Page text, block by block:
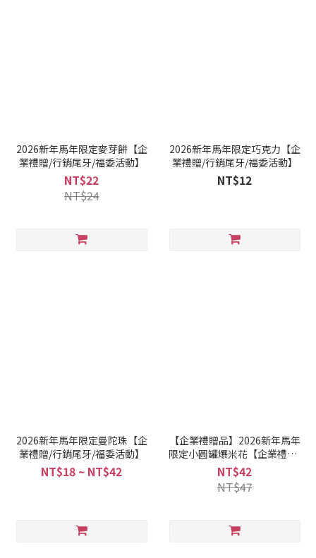
2026新年馬年限定麥芽餅【企
業禮贈/行銷尾牙/福委活動】
NT$22
NT$24
2026新年馬年限定巧克力【企
業禮贈/行銷尾牙/福委活動】
NT$12
2026新年馬年限定曼陀珠【企
業禮贈/行銷尾牙/福委活動】
NT$18 ~ NT$42
【企業禮贈品】2026新年馬年
限定小圓罐爆米花【企業禮贈/
行銷尾牙/福委活動】
NT$42
NT$47